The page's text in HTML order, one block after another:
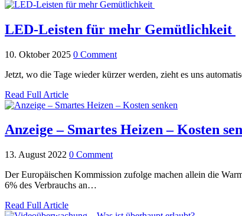
LED-Leisten für mehr Gemütlichkeit
10. Oktober 2025 0 Comment
Jetzt, wo die Tage wieder kürzer werden, zieht es uns
Read Full Article
Anzeige – Smartes Heizen – Kosten
13. August 2022 0 Comment
Der Europäischen Kommission zufolge machen allein die
6% des Verbrauchs an…
Read Full Article